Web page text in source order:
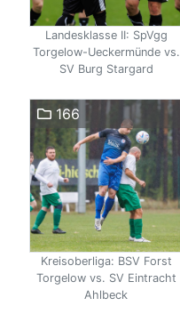
Landesklasse II: SpVgg
Torgelow-Ueckermünde vs.
SV Burg Stargard
166
Kreisoberliga: BSV Forst
Torgelow vs. SV Eintracht
Ahlbeck